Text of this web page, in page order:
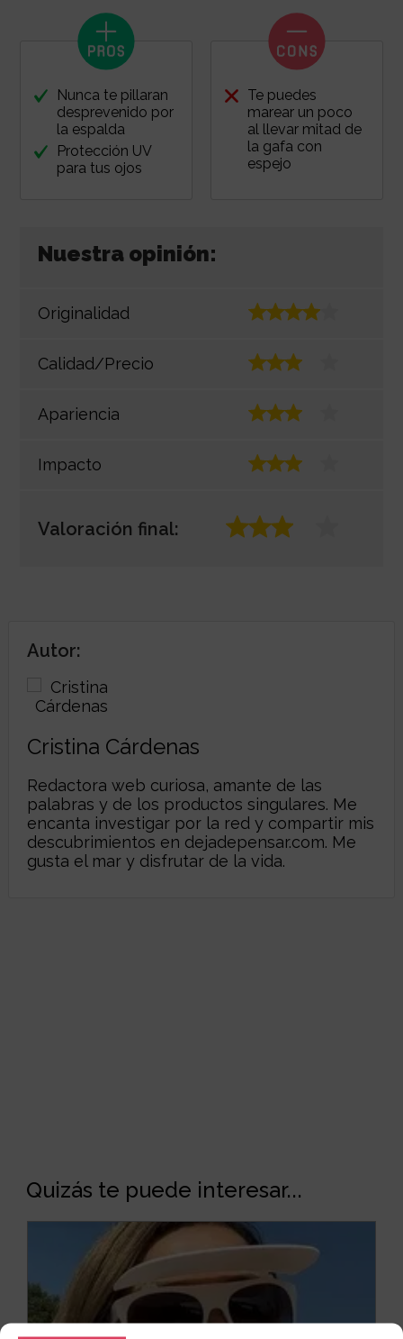
Nunca te pillaran
desprevenido por
la espalda
Protección UV
para tus ojos
Te puedes
marear un poco
al llevar mitad de
la gafa con
espejo
Nuestra opinión:
Originalidad
Calidad/Precio
Apariencia
Impacto
Valoración final:
Autor:
Cristina Cárdenas
Redactora web curiosa, amante de las
palabras y de los productos singulares. Me
encanta investigar por la red y compartir mis
descubrimientos en dejadepensar.com. Me
gusta el mar y disfrutar de la vida.
Quizás te puede interesar...